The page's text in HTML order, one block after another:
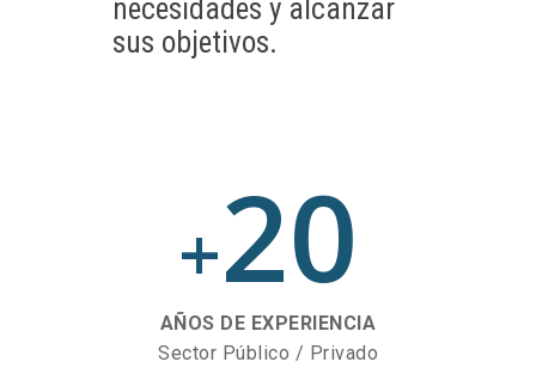
necesidades y alcanzar
sus objetivos.
+20
AÑOS DE EXPERIENCIA
Sector Público / Privado